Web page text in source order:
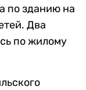
по зданию на
Два
по жилому